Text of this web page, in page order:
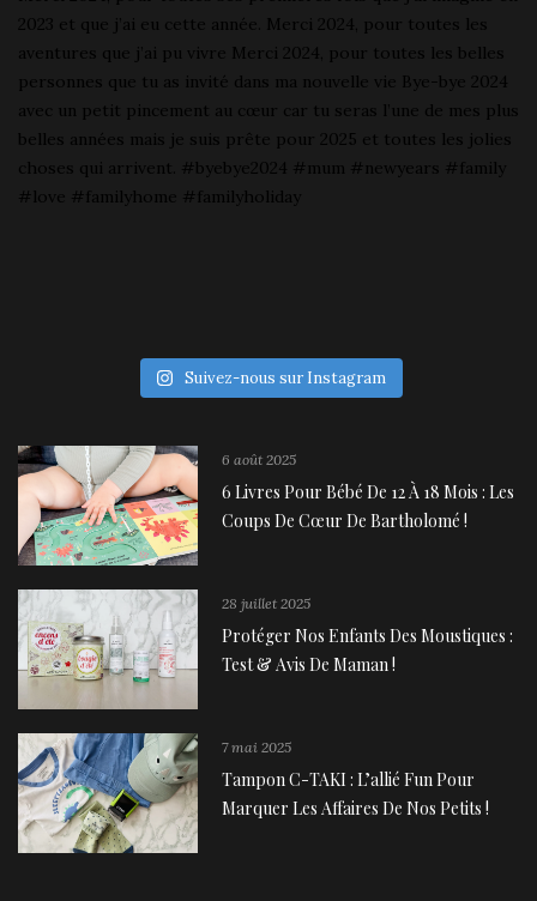
Suivez-nous sur Instagram
6 août 2025
6 Livres Pour Bébé De 12 À 18 Mois : Les
Coups De Cœur De Bartholomé !
28 juillet 2025
Protéger Nos Enfants Des Moustiques :
Test & Avis De Maman !
7 mai 2025
Tampon C-TAKI : L’allié Fun Pour
Marquer Les Affaires De Nos Petits !